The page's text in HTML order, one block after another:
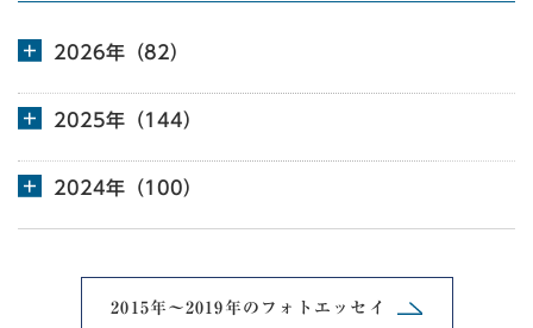
2026年（82）
2025年（144）
2024年（100）
2015年～2019年の フォトエッセイ